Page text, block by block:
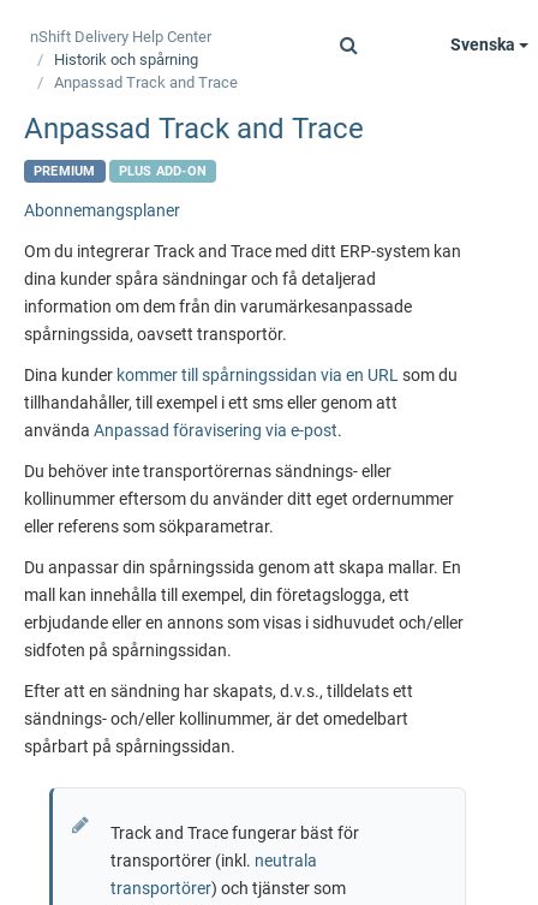
Svenska
nShift Delivery Help Center
Historik och spårning
Anpassad Track and Trace
Anpassad Track and Trace
PREMIUM PLUS ADD-ON
Abonnemangsplaner
Om du integrerar Track and Trace med ditt ERP-system kan
dina kunder spåra sändningar och få detaljerad
information om dem från din varumärkesanpassade
spårningssida, oavsett transportör.
Dina kunder kommer till spårningssidan via en URL som du
tillhandahåller, till exempel i ett sms eller genom att
använda Anpassad föravisering via e-post.
Du behöver inte transportörernas sändnings- eller
kollinummer eftersom du använder ditt eget ordernummer
eller referens som sökparametrar.
Du anpassar din spårningssida genom att skapa mallar. En
mall kan innehålla till exempel, din företagslogga, ett
erbjudande eller en annons som visas i sidhuvudet och/eller
sidfoten på spårningssidan.
Efter att en sändning har skapats, d.v.s., tilldelats ett
sändnings- och/eller kollinummer, är det omedelbart
spårbart på spårningssidan.
Track and Trace fungerar bäst för
transportörer (inkl. neutrala
transportörer) och tjänster som